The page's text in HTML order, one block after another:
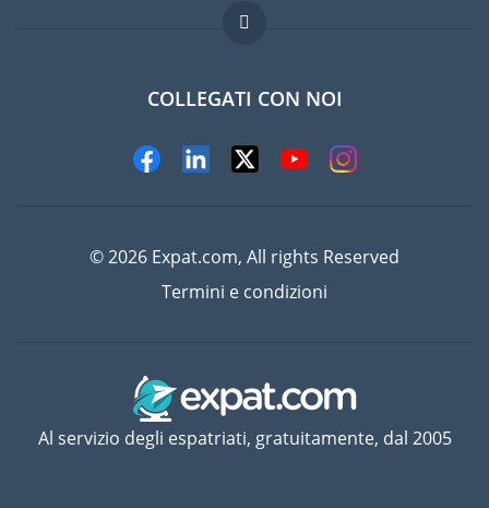
Lavori all'estero
Domande frequenti
COLLEGATI CON NOI
© 2026 Expat.com, All rights Reserved
Termini e condizioni
Al servizio degli espatriati, gratuitamente, dal 2005